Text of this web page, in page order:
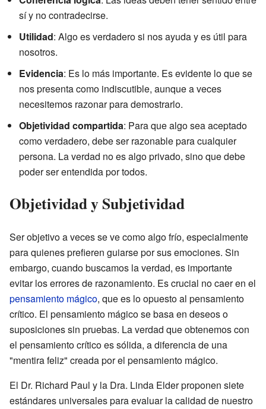
sí y no contradecirse.
Utilidad: Algo es verdadero si nos ayuda y es útil para
nosotros.
Evidencia: Es lo más importante. Es evidente lo que se
nos presenta como indiscutible, aunque a veces
necesitemos razonar para demostrarlo.
Objetividad compartida: Para que algo sea aceptado
como verdadero, debe ser razonable para cualquier
persona. La verdad no es algo privado, sino que debe
poder ser entendida por todos.
Objetividad y Subjetividad
Ser objetivo a veces se ve como algo frío, especialmente
para quienes prefieren guiarse por sus emociones. Sin
embargo, cuando buscamos la verdad, es importante
evitar los errores de razonamiento. Es crucial no caer en el
pensamiento mágico, que es lo opuesto al pensamiento
crítico. El pensamiento mágico se basa en deseos o
suposiciones sin pruebas. La verdad que obtenemos con
el pensamiento crítico es sólida, a diferencia de una
"mentira feliz" creada por el pensamiento mágico.
El Dr. Richard Paul y la Dra. Linda Elder proponen siete
estándares universales para evaluar la calidad de nuestro